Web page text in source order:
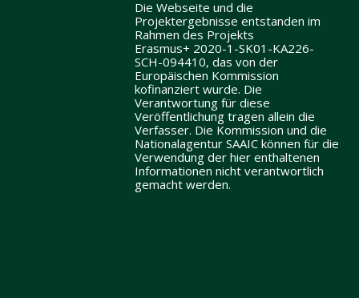
Die Webseite und die
Projektergebnisse entstanden im
Rahmen des Projekts
Erasmus+ 2020-1-SK01-KA226-
SCH-094410, das von der
Europäischen Kommission
kofinanziert wurde. Die
Verantwortung für diese
Veröffentlichung tragen allein die
Verfasser. Die Kommission und die
Nationalagentur SAAIC können für die
Verwendung der hier enthaltenen
Informationen nicht verantwortlich
gemacht werden.